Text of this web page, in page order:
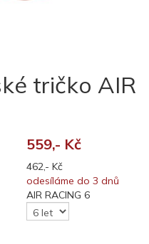
tričko AIR
559,- Kč
462,- Kč
odesíláme do 3 dnů
AIR RACING 6